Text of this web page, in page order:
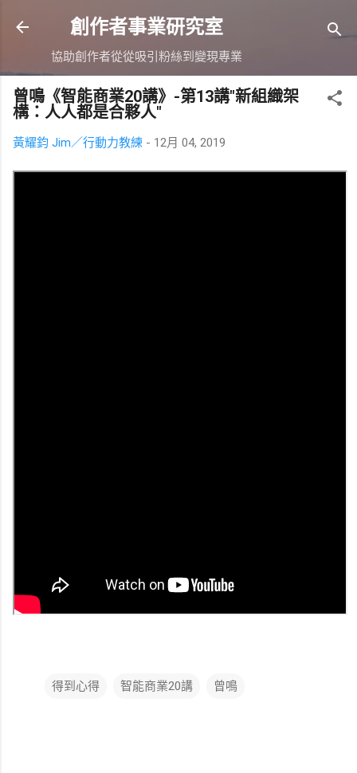
跳到主要內容
創作者事業研究室
協助創作者從從吸引粉絲到變現專業
曾鳴《智能商業20講》-第13講"新組織架
構：人人都是合夥人"
黃耀鈞 Jim／行動力教練 - 12月 04, 2019
得到心得 智能商業20講 曾鳴